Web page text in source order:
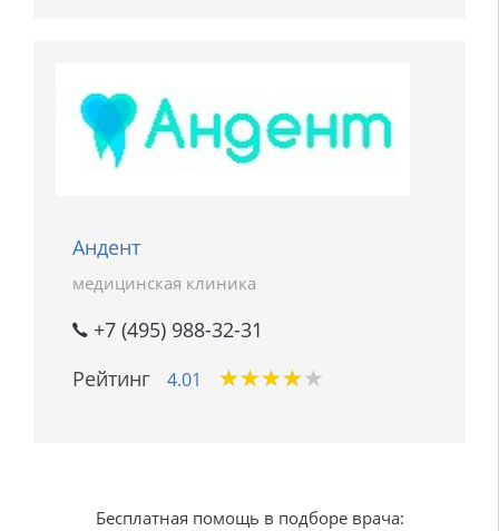
Андент
медицинская клиника
+7 (495) 988-32-31
Рейтинг
4.01 ★★★★★
★★★★★
Бесплатная помощь в подборе врача: